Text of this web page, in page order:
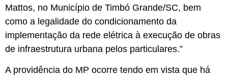
Mattos, no Município de Timbó Grande/SC, bem
como a legalidade do condicionamento da
implementação da rede elétrica à execução de obras
de infraestrutura urbana pelos particulares.”
A providência do MP ocorre tendo em vista que há